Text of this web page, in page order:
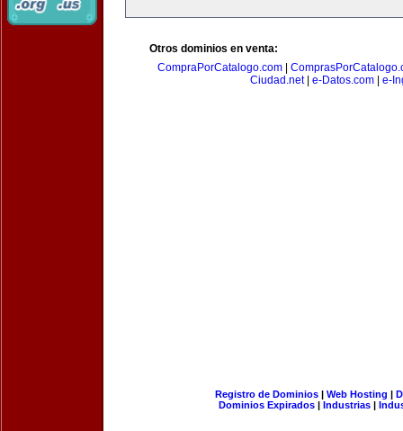
Otros dominios en venta:
CompraPorCatalogo.com|
Ciudad.net| e-Datos.com| e-
Registro de Dominios| Web Hosting |
Dominios Expirados | Industrias |